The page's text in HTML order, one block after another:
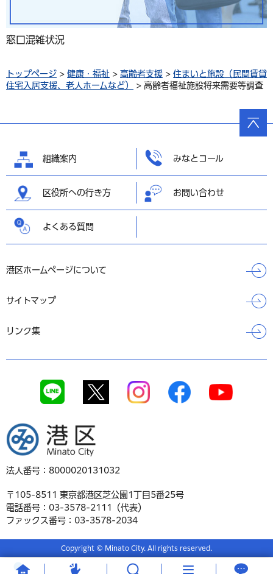
窓口混雑状況
トップページ > 健康・福祉 > 高齢者支援 > 住まいと施設（民間賃貸
住宅入居支援、老人ホームなど）
> 高齢者福祉施設将来需要等調査
組織案内 みなとコール
区役所への行き方 お問い合わせ
よくある質問
港区ホームページについて
サイトマップ
リンク集
港区
法人番号：8000020131032
〒105-8511 東京都港区芝公園1丁目5番25号
電話番号：03-3578-2111（代表）
ファックス番号：03-3578-2034
ページ
の先頭
Copyright © Minato City. All rights reserved.